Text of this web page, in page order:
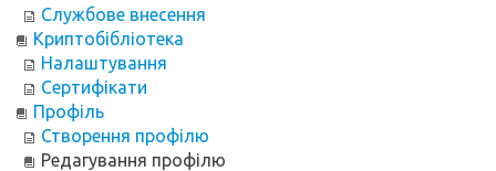
Службове внесення
Криптобібліотека
Налаштування
Сертифікати
Профіль
Створення профілю
Редагування профілю